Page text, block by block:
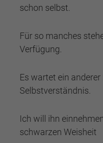
schon selbst.
Für so manches
Verfügung.
Es wartet ein
Selbstverständnis.
Ich will ihn
schwarzen Weisheit